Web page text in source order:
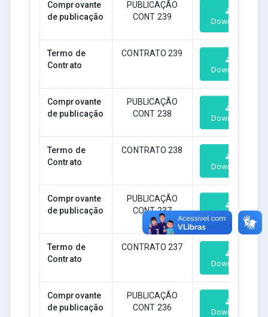
Comprovante
de publicação
PUBLICAÇÃO
CONT 239
Download
Termo de
Contrato
CONTRATO 239
Download
Comprovante
de publicação
PUBLICAÇÃO
CONT 238
Download
Termo de
Contrato
CONTRATO 238
Download
Comprovante
de publicação
PUBLICAÇÃO
CONT 237
Download
Termo de
Contrato
CONTRATO 237
Download
Comprovante
de publicação
PUBLICAÇÃO
CONT 236
Download